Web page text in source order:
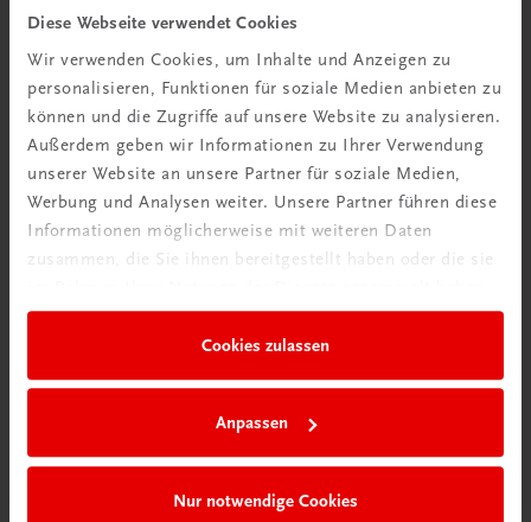
Diese Webseite verwendet Cookies
Wir verwenden Cookies, um Inhalte und Anzeigen zu
personalisieren, Funktionen für soziale Medien anbieten zu
können und die Zugriffe auf unsere Website zu analysieren.
Außerdem geben wir Informationen zu Ihrer Verwendung
unserer Website an unsere Partner für soziale Medien,
Werbung und Analysen weiter. Unsere Partner führen diese
Informationen möglicherweise mit weiteren Daten
zusammen, die Sie ihnen bereitgestellt haben oder die sie
Cookies zulassen
Anpassen
Nur notwendige Cookies
Hygiene Basics
Hygiene leicht gemacht – sicher, sauber, professionell